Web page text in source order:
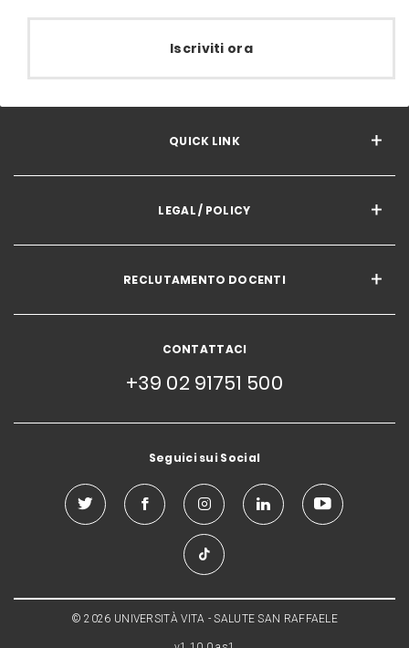
Iscriviti ora
QUICK LINK
LEGAL / POLICY
RECLUTAMENTO DOCENTI
CONTATTACI
+39 02 91751 500
Seguici sui Social
© 2026 UNIVERSITÀ VITA - SALUTE SAN RAFFAELE